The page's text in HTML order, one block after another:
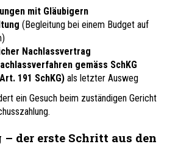
mit Gläubigern
(Begleitung bei einem Budget auf
Nachlassvertrag
gemäss SchKG
191 SchKG) als letzter Ausweg
ein Gesuch beim zuständigen Gericht
der erste Schritt aus den